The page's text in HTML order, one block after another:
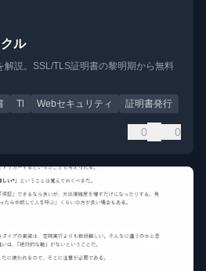
ル
解説。SSL/TLS証明書の黎明期から無料
Tl Webセキュリティ 証明書発行
0 0